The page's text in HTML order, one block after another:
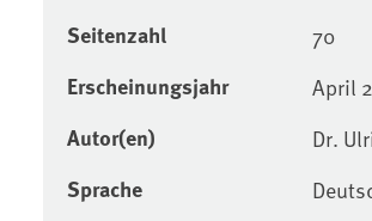
Seitenzahl 70
Erscheinungsjahr April
Autor(en) Dr.
Sprache